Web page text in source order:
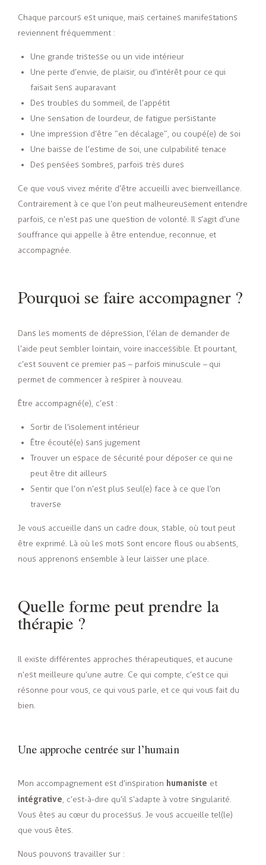
Chaque parcours est unique, mais certaines manifestations
reviennent fréquemment :
Une grande tristesse ou un vide intérieur
Une perte d’envie, de plaisir, ou d’intérêt pour ce qui
faisait sens auparavant
Des troubles du sommeil, de l’appétit
Une sensation de lourdeur, de fatigue persistante
Une impression d’être “en décalage”, ou coupé(e) de soi
Une baisse de l’estime de soi, une culpabilité tenace
Des pensées sombres, parfois très dures
Ce que vous vivez mérite d’être accueilli avec bienveillance.
Contrairement à ce que l’on peut malheureusement entendre
parfois, ce n’est pas une question de volonté. Il s’agit d’une
souffrance qui appelle à être entendue, reconnue, et
accompagnée.
Pourquoi se faire accompagner ?
Dans les moments de dépression, l’élan de demander de
l’aide peut sembler lointain, voire inaccessible. Et pourtant,
c’est souvent ce premier pas – parfois minuscule – qui
permet de commencer à respirer à nouveau.
Être accompagné(e), c’est :
Sortir de l’isolement intérieur
Être écouté(e) sans jugement
Trouver un espace de sécurité pour déposer ce qui ne
peut être dit ailleurs
Sentir que l’on n’est plus seul(e) face à ce que l’on
traverse
Je vous accueille dans un cadre doux, stable, où tout peut
être exprimé. Là où les mots sont encore flous ou absents,
nous apprenons ensemble à leur laisser une place.
Quelle forme peut prendre la
thérapie ?
Il existe différentes approches thérapeutiques, et aucune
n’est meilleure qu’une autre. Ce qui compte, c’est ce qui
résonne pour vous, ce qui vous parle, et ce qui vous fait du
bien.
Une approche centrée sur l’humain
Mon accompagnement est d’inspiration humaniste et
intégrative, c’est-à-dire qu’il s’adapte à votre singularité.
Vous êtes au cœur du processus. Je vous accueille tel(le)
que vous êtes.
Nous pouvons travailler sur :